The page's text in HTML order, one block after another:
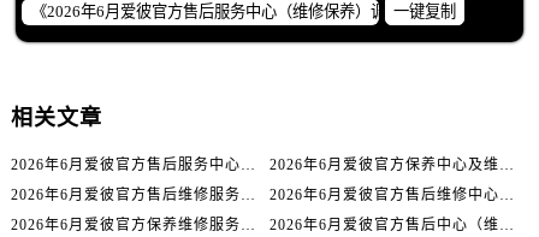
四川省攀枝花市东区三线大道北段爱彼售后服务中心（需提前预约）
四川省遂宁市船山区香林南路爱彼售后服务中心（需提前预约）
一键复制
相关文章
2026年6月爱彼官方售后服务中心（维修保养）调整补充通知文本（迁址新增）
2026年6月爱彼官方保养中心及维修服务点变动补充记录文件发布
2026年6月爱彼官方售后维修服务中心网点变动最新公告
2026年6月爱彼官方售后维修中心及保养中心迁址新增全记录文本内容
2026年6月爱彼官方保养维修服务站点迁移及新设总览文件详细说明公示
2026年6月爱彼官方售后中心（维修保养）网点迁移及新设补充最终版发布完毕